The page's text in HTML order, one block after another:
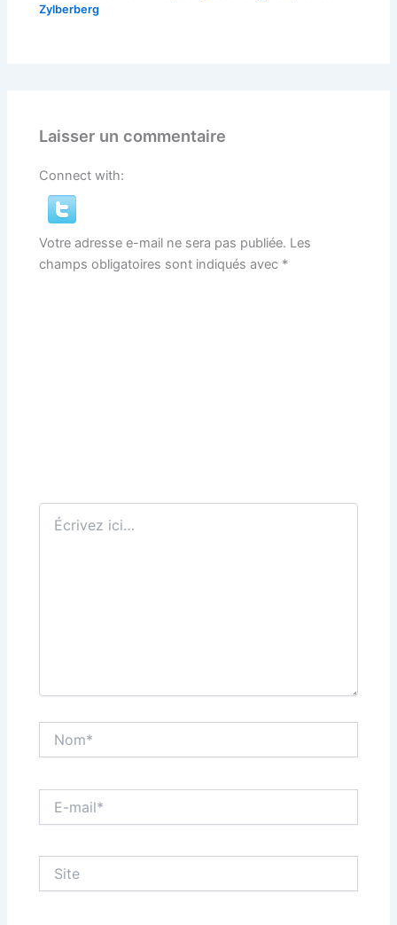
Zylberberg
Laisser un commentaire
Connect with:
Votre adresse e-mail ne sera pas publiée. Les
champs obligatoires sont indiqués avec *
Écrivez
ici…
mail*